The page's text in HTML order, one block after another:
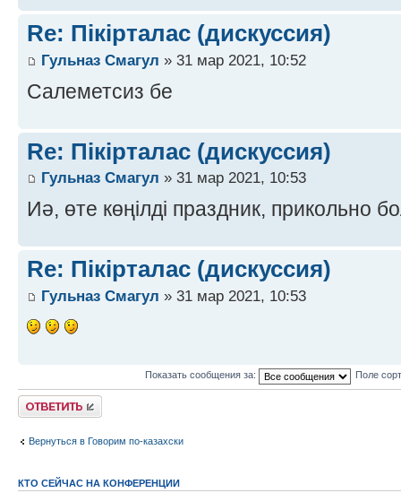
Re: Пікірталас (дискуссия)
Гульназ Смагул » 31 мар 2021, 10:52
Салеметсиз бе
Re: Пікірталас (дискуссия)
Гульназ Смагул » 31 мар 2021, 10:53
Иә, өте көңілді праздник, прикольно
Re: Пікірталас (дискуссия)
Гульназ Смагул » 31 мар 2021, 10:53
Показать сообщения за: Поле
Ответить
Вернуться в Говорим по-казахски
КТО СЕЙЧАС НА КОНФЕРЕНЦИИ